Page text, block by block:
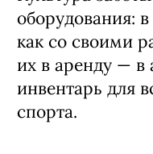
Культура
оборудования:
как со своими
их в аренду — в
инвентарь для